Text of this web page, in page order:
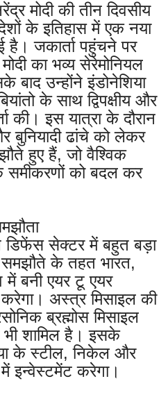
मोदी की तीन दिवसीय
देशों के इतिहास में एक नया
है। जकार्ता पहुंचने पर
का भव्य सेरेमोनियल
बाद उन्होंने इंडोनेशिया
के साथ द्विपक्षीय और
की। इस यात्रा के दौरान
बुनियादी ढांचे को लेकर
हुए हैं, जो वैश्विक
समीकरणों को बदल कर
डिफेंस सेक्टर में बहुत बड़ा
के तहत भारत,
में बनी एयर टू एयर
अस्त्र मिसाइल की
ब्रह्मोस मिसाइल
भी शामिल है। इसके
के स्टील, निकेल और
इन्वेस्टमेंट करेगा।